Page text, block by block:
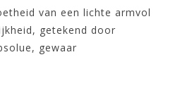
van een lichte armvol
getekend door
gewaar